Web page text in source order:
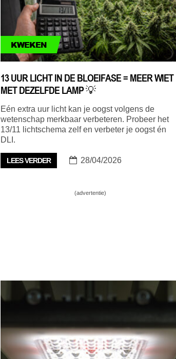
KWEKEN
13 UUR LICHT IN DE BLOEIFASE = MEER WIET
MET DEZELFDE LAMP 💡
Eén extra uur licht kan je oogst volgens de
wetenschap merkbaar verbeteren. Probeer het
13/11 lichtschema zelf en verbeter je oogst én
DLI.
LEES VERDER 28/04/2026
(advertentie)